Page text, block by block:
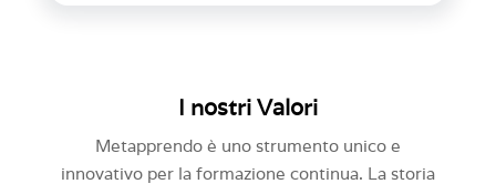
I nostri Valori
Metapprendo è uno strumento unico e
innovativo per la formazione continua. La storia